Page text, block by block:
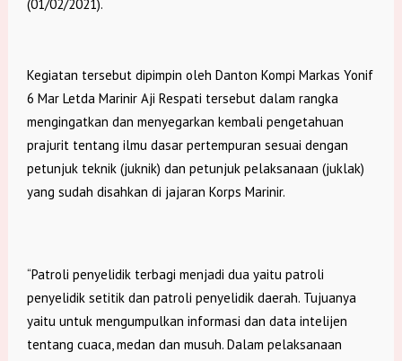
(01/02/2021).
Kegiatan tersebut dipimpin oleh Danton Kompi Markas Yonif
6 Mar Letda Marinir Aji Respati tersebut dalam rangka
mengingatkan dan menyegarkan kembali pengetahuan
prajurit tentang ilmu dasar pertempuran sesuai dengan
petunjuk teknik (juknik) dan petunjuk pelaksanaan (juklak)
yang sudah disahkan di jajaran Korps Marinir.
“Patroli penyelidik terbagi menjadi dua yaitu patroli
penyelidik setitik dan patroli penyelidik daerah. Tujuanya
yaitu untuk mengumpulkan informasi dan data intelijen
tentang cuaca, medan dan musuh. Dalam pelaksanaan